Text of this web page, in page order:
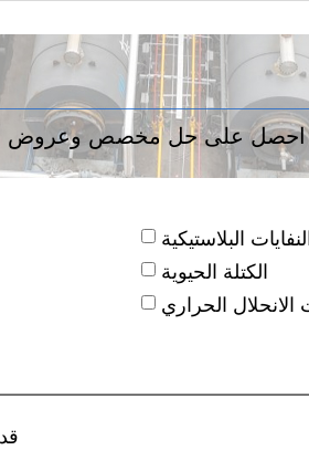
احصل على حل مخصص وعروض+86
النفايات البلاستيكية
الكتلة الحيوية
الانحلال الحراري